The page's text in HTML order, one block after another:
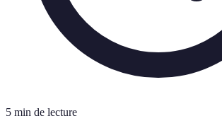
5 min de lecture